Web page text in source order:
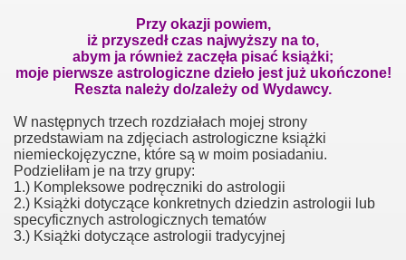
Przy okazji powiem,
iż przyszedł czas najwyższy na to,
abym ja również zaczęła pisać książki;
moje pierwsze astrologiczne dzieło jest już ukończone!
Reszta należy do/zależy od Wydawcy.
W następnych trzech rozdziałach mojej strony
przedstawiam na zdjęciach astrologiczne książki
niemieckojęzyczne, które są w moim posiadaniu.
Podzieliłam je na trzy grupy:
1.) Kompleksowe podręczniki do astrologii
2.) Książki dotyczące konkretnych dziedzin astrologii lub
specyficznych astrologicznych tematów
3.) Książki dotyczące astrologii tradycyjnej